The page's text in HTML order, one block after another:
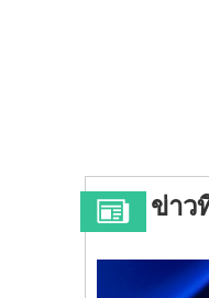
ข่าว